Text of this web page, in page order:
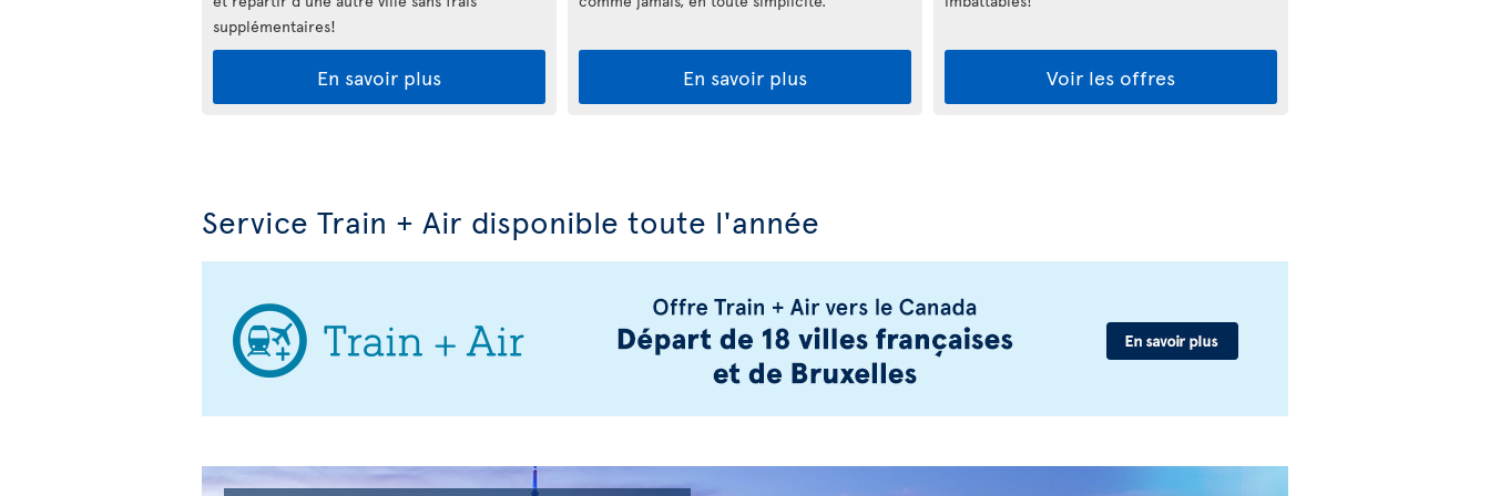
supplémentaires!
En savoir plus En savoir plus Voir les offres
Service Train + Air disponible toute l'année